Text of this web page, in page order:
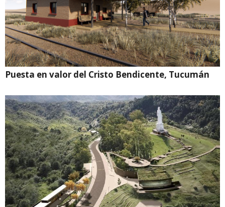
Puesta en valor del Cristo Bendicente, Tucumán